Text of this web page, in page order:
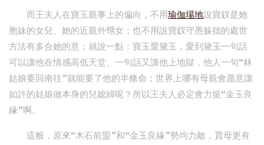
而王夫人在寶玉親事上的偏向，不用瑜伽場地說寶釵是她
胞妹的女兒、她的近親外甥女；也不用說寶釵守愚躲拙的處世
方法有多合她的意；就說一點：寶玉愛黛玉，愛到黛玉一句話
可以讓他在情感高低天堂、一句話又讓他上地獄，他人一句“林
姑娘要回南往”就能要了他的半條命；世界上哪有母親會愿意讓
如許的姑娘做本身的兒媳婦呢？所以王夫人必定會力挺“金玉良
緣”啊。
這般，原來“木石前盟”和“金玉良緣”勢均力敵，賈母更有